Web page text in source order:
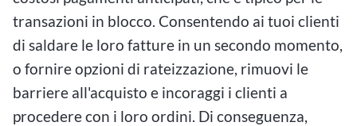
transazioni in blocco. Consentendo ai tuoi clienti
di saldare le loro fatture in un secondo momento,
o fornire opzioni di rateizzazione, rimuovi le
barriere all'acquisto e incoraggi i clienti a
procedere con i loro ordini. Di conseguenza,